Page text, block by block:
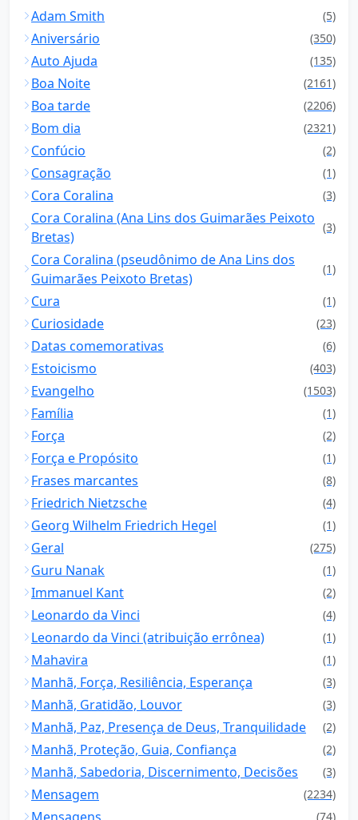
Adam Smith (5)
Aniversário (350)
Auto Ajuda (135)
Boa Noite (2161)
Boa tarde (2206)
Bom dia (2321)
Confúcio (2)
Consagração (1)
Cora Coralina (3)
Cora Coralina (Ana Lins dos Guimarães Peixoto
Bretas)
(3)
Cora Coralina (pseudônimo de Ana Lins dos
Guimarães Peixoto Bretas)
(1)
Cura (1)
Curiosidade (23)
Datas comemorativas (6)
Estoicismo (403)
Evangelho (1503)
Família (1)
Força (2)
Força e Propósito (1)
Frases marcantes (8)
Friedrich Nietzsche (4)
Georg Wilhelm Friedrich Hegel (1)
Geral (275)
Guru Nanak (1)
Immanuel Kant (2)
Leonardo da Vinci (4)
Leonardo da Vinci (atribuição errônea) (1)
Mahavira (1)
Manhã, Força, Resiliência, Esperança (3)
Manhã, Gratidão, Louvor (3)
Manhã, Paz, Presença de Deus, Tranquilidade (2)
Manhã, Proteção, Guia, Confiança (2)
Manhã, Sabedoria, Discernimento, Decisões (3)
Mensagem (2234)
(74)